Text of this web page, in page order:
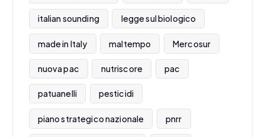
italian sounding legge sul biologico
made in Italy maltempo Mercosur
nuova pac nutriscore pac
patuanelli pesticidi
piano strategico nazionale pnrr